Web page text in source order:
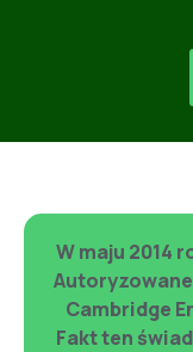
W maju 2014
Cambridge
Fakt ten